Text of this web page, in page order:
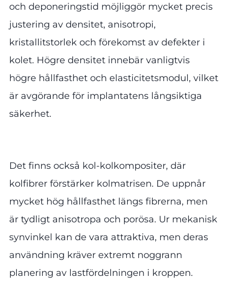
och deponeringstid möjliggör mycket precis
justering av densitet, anisotropi,
kristallitstorlek och förekomst av defekter i
kolet. Högre densitet innebär vanligtvis
högre hållfasthet och elasticitetsmodul, vilket
är avgörande för implantatens långsiktiga
säkerhet.
Det finns också kol-kolkompositer, där
kolfibrer förstärker kolmatrisen. De uppnår
mycket hög hållfasthet längs fibrerna, men
är tydligt anisotropa och porösa. Ur mekanisk
synvinkel kan de vara attraktiva, men deras
användning kräver extremt noggrann
planering av lastfördelningen i kroppen.